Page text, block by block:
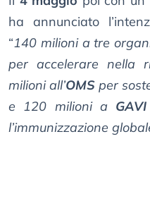
ha annunciato
“140 milioni a tre
per accelerare nella
milioni all’OMS per
e 120 milioni a GAVI
l’immunizzazione